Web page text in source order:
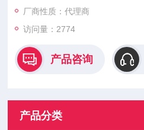
簧，故无弹簧锈蚀、金属疲劳失效
因而既减动压（水流动时）
厂商性质：代理商
访问量：2774
产品咨询
产品分类